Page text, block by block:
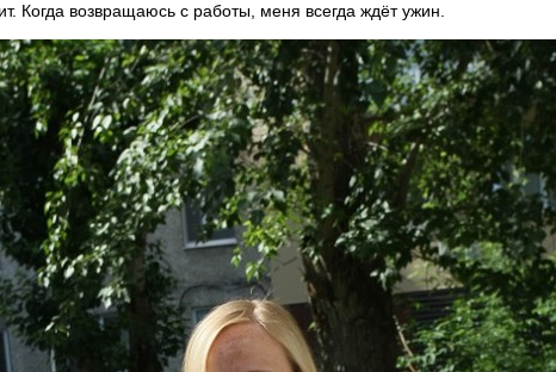
Когда возвращаюсь с работы, меня всегда ждёт ужин.